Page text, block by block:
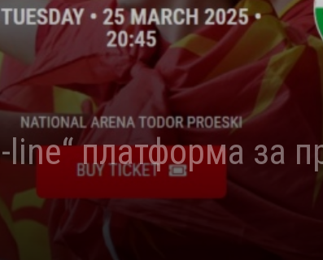
платформа за